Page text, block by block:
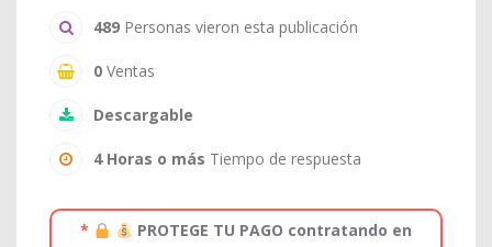
489 Personas vieron esta publicación
0 Ventas
Descargable
4 Horas o más Tiempo de respuesta
*
PROTEGE TU PAGO contratando en